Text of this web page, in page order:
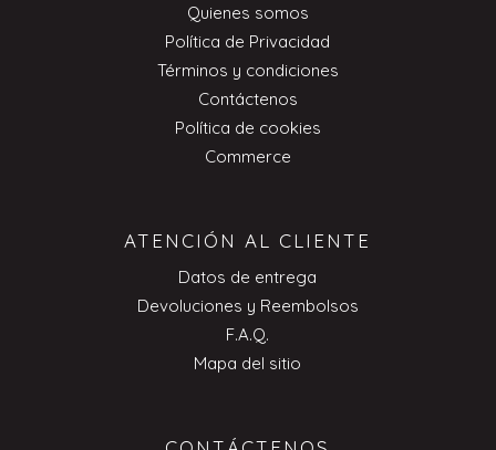
Quienes somos
Política de Privacidad
Términos y condiciones
Contáctenos
Política de cookies
Commerce
ATENCIÓN AL CLIENTE
Datos de entrega
Devoluciones y Reembolsos
F.A.Q.
Mapa del sitio